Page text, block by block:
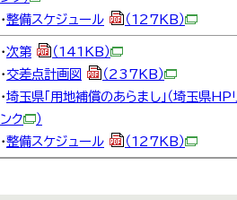
・整備スケジュール （127KB）
・次第
（141KB）
・ 交差点計画図
（237KB）
・埼玉県「用地補償のあらまし」（埼玉県HP
ンク
）
・整備スケジュール （127KB）